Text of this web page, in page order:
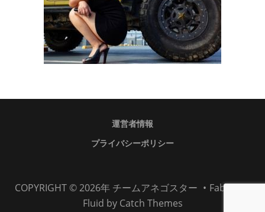
運営者情報
プライバシーポリシー
営 ラ
COPYRIGHT © 2026年 チームアネゴスター • Fabulous
Fluid by Catch Themes